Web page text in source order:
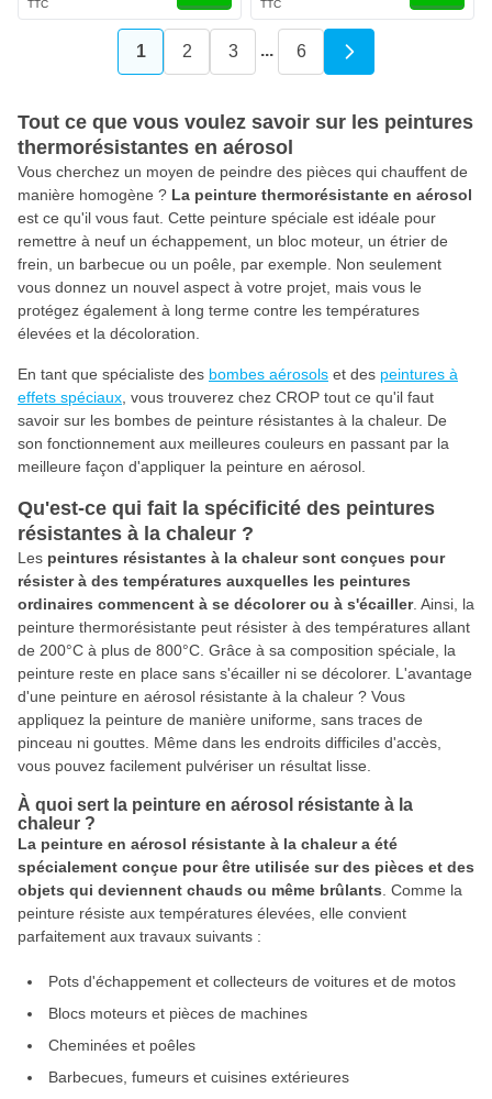
Vous lisez actuellement la page
1 Page
2 Page
3 ... Page
6
Tout ce que vous voulez savoir sur les peintures
thermorésistantes en aérosol
Vous cherchez un moyen de peindre des pièces qui chauffent de
manière homogène ? La peinture thermorésistante en aérosol
est ce qu'il vous faut. Cette peinture spéciale est idéale pour
remettre à neuf un échappement, un bloc moteur, un étrier de
frein, un barbecue ou un poêle, par exemple. Non seulement
vous donnez un nouvel aspect à votre projet, mais vous le
protégez également à long terme contre les températures
élevées et la décoloration.
En tant que spécialiste des bombes aérosols et des peintures à
effets spéciaux , vous trouverez chez CROP tout ce qu'il faut
savoir sur les bombes de peinture résistantes à la chaleur. De
son fonctionnement aux meilleures couleurs en passant par la
meilleure façon d'appliquer la peinture en aérosol.
Qu'est-ce qui fait la spécificité des peintures
résistantes à la chaleur ?
Les peintures résistantes à la chaleur sont conçues pour
résister à des températures auxquelles les peintures
ordinaires commencent à se décolorer ou à s'écailler. Ainsi, la
peinture thermorésistante peut résister à des températures allant
de 200°C à plus de 800°C. Grâce à sa composition spéciale, la
peinture reste en place sans s'écailler ni se décolorer. L'avantage
d'une peinture en aérosol résistante à la chaleur ? Vous
appliquez la peinture de manière uniforme, sans traces de
pinceau ni gouttes. Même dans les endroits difficiles d'accès,
vous pouvez facilement pulvériser un résultat lisse.
À quoi sert la peinture en aérosol résistante à la
chaleur ?
La peinture en aérosol résistante à la chaleur a été
spécialement conçue pour être utilisée sur des pièces et des
objets qui deviennent chauds ou même brûlants . Comme la
peinture résiste aux températures élevées, elle convient
parfaitement aux travaux suivants :
Pots d'échappement et collecteurs de voitures et de motos
Blocs moteurs et pièces de machines
Cheminées et poêles
Barbecues, fumeurs et cuisines extérieures